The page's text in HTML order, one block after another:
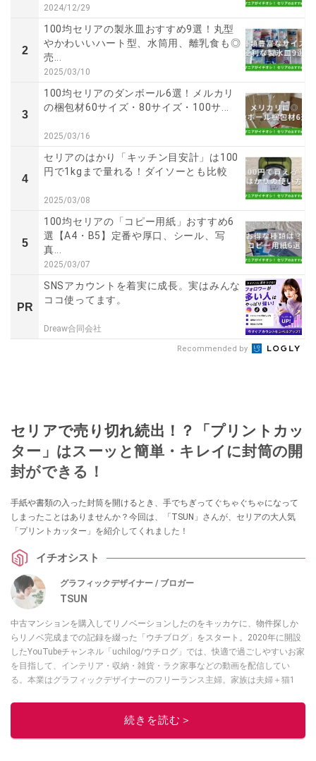
2024/12/29
2
100均セリアの製氷皿おすすめ9選！丸型
やかわいいハート型、水筒用、離乳食も◎
売...
2025/03/10
3
100均セリアのダンボール6選！メルカリ
の梱包材60サイズ・80サイズ・100サ...
2025/03/16
4
セリアのはかり「キッチン目安計」は100
円で1kgまで量れる！ダイソーとも比較
2025/03/08
5
100均セリアの「コピー用紙」おすすめ6
選【A4・B5】定番や厚口、シール、写
真...
2025/03/07
PR
SNSアカウントを着実に成長。実はみんな
ココ使ってます。
Dreaw合同会社
Recommended by
セリアで売り切れ続出！？「プリントカッ
ター」はスーッと簡単・キレイに封筒の開
封ができる！
手紙や書類の入った封筒を開けるとき、手でちぎってぐちゃぐちゃになって
しまったことはありませんか？今回は、「TSUN」さんが、セリアの大人気
「プリントカッター」を紹介してくれました！
イチオシスト
グラフィックデザイナー / ブロガー
TSUN
中古マンションを購入してリノベーションしたのをキッカケに、物件探しか
らリノベ完成までの記録を綴った「ウチブログ」をスタート。2020年に開設
したYouTubeチャンネル「uchilog/ウチログ」では、快適で過ごしやすいお家
を目指して、インテリア・収納・雑貨・ラク家事などの動画を配信してい
る。本業はグラフィックデザイナーのフリーランス主婦。家族は夫婦＋猫1
ノベ人気事例1位
続きを読む＞